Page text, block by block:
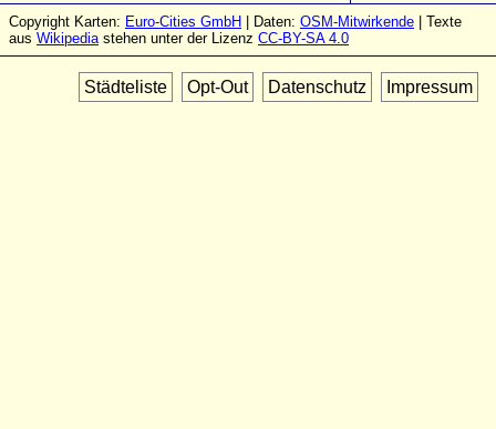
Copyright Karten: Euro-Cities GmbH | Daten: OSM-Mitwirkende | Texte
aus Wikipediastehen unter der Lizenz CC-BY-SA 4.0
Städteliste Opt-Out Datenschutz Impressum